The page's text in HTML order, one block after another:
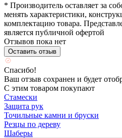
* Производитель оставляет за
менять характеристики,
комплектацию товара.
является публичной офертой
Отзывов пока нет
Оставить отзыв
Спасибо!
Ваш отзыв сохранен и будет
С этим товаром покупают
Стамески
Защита рук
Точильные камни и бруски
Резцы по дереву
Шаберы